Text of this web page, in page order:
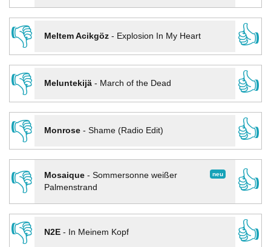
👎
Meltem Acikgöz- Explosion In My Heart
👍
👎
Meluntekijä- March of the Dead
👍
👎
Monrose- Shame (Radio Edit)
👍
👎
neu
Mosaique- Sommersonne weißer
Palmenstrand
👍
👎
N2E- In Meinem Kopf
👍